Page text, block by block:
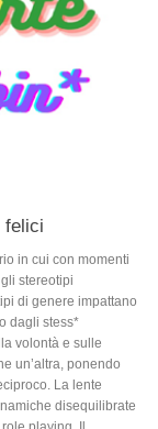
felici
in cui con momenti
stereotipi
di genere impattano
dagli stess*
volontà e sulle
un’altra, ponendo
La lente
disequilibrate